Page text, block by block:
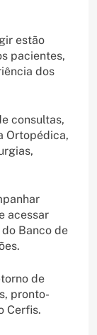
estão
pacientes,
dos
consultas,
Ortopédica,
acessar
Banco de
de
pronto-
Cerfis.